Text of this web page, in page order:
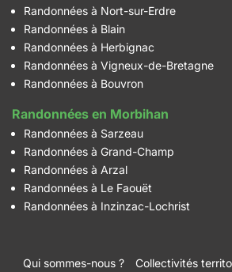
Randonnées à Nort-sur-Erdre
Randonnées à Blain
Randonnées à Herbignac
Randonnées à Vigneux-de-Bretagne
Randonnées à Bouvron
Randonnées en Morbihan
Randonnées à Sarzeau
Randonnées à Grand-Champ
Randonnées à Arzal
Randonnées à Le Faouët
Randonnées à Inzinzac-Lochrist
Qui sommes-nous ? Collectivités